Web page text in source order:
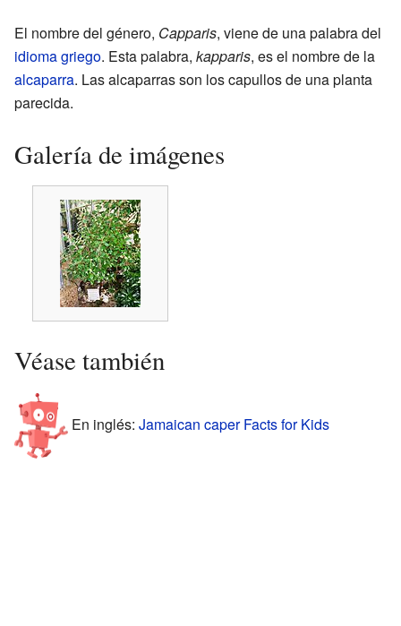
El nombre del género, Capparis, viene de una palabra del
idioma griego. Esta palabra, kapparis, es el nombre de la
alcaparra. Las alcaparras son los capullos de una planta
parecida.
Galería de imágenes
Véase también
En inglés: Jamaican caper Facts for Kids